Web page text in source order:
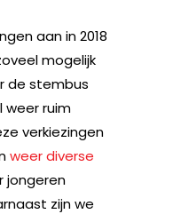
aan in 2018
mogelijk
de stembus
weer ruim
verkiezingen
weer diverse
jongeren
zijn we